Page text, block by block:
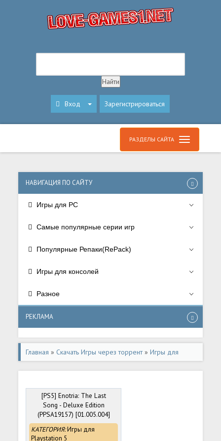
Вход Зарегистрироваться
РАЗДЕЛЫ САЙТА
НАВИГАЦИЯ ПО САЙТУ
Игры для PC
Самые популярные серии игр
Популярные Репаки(RePack)
Игры для консолей
Разное
РЕКЛАМА
Главная » Скачать Игры через торрент»Игры для
консолей
[PS5] Enotria: The Last
Song - Deluxe Edition
(PPSA19157) [01.005.004]
КАТЕГОРИЯ:Игры для
Playstation 5